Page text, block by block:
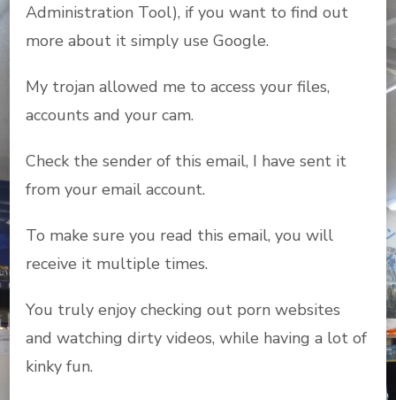
Administration Tool), if you want to find out
more about it simply use Google.
My trojan allowed me to access your files,
accounts and your cam.
Check the sender of this email, I have sent it
from your email account.
To make sure you read this email, you will
receive it multiple times.
You truly enjoy checking out porn websites
and watching dirty videos, while having a lot of
kinky fun.